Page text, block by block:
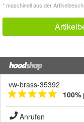
* maschinell aus der
vw-brass-35392
Anrufen